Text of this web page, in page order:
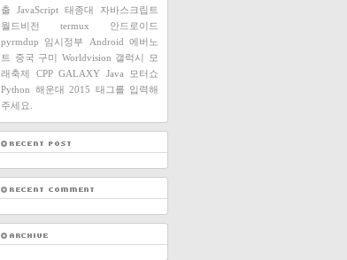
출
JavaScript 태종대
자바스크립트
월드비전
termux
안드로이드
pyrmdup
임시정부 Android 에버노
트
중국 구미 Worldvision 갤럭시
모
래축제
CPP GALAXY Java
모터쇼
Python 해운대 2015 태그를 입력해
주세요.